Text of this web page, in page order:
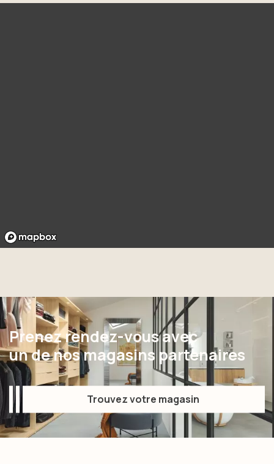
Prenez rendez-vous avec
un de nos magasins partenaires
Trouvez votre magasin
Trouvez votre magasin